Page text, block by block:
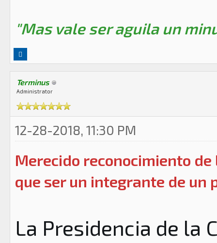
"Mas vale ser aguila un
Terminus
Administrator
12-28-2018, 11:30 PM
Merecido reconocimiento
que ser un integrante de un
La Presidencia de la